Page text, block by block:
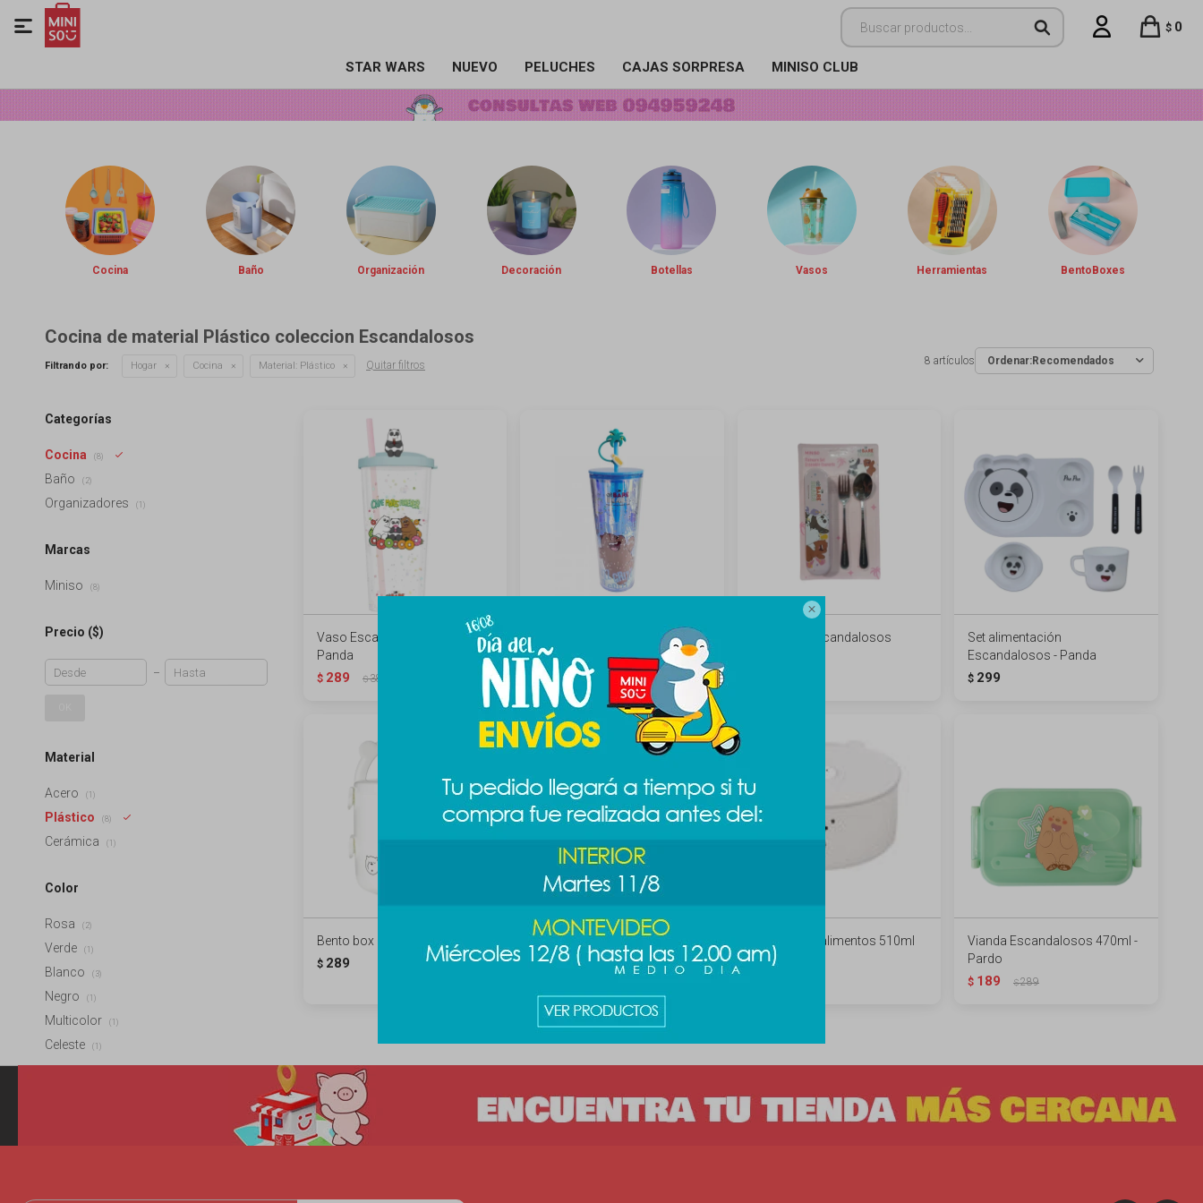

STAR WARS NUEVO PELUCHES CAJAS SORPRESA MINISO CLUB
$ 0

Cocina Baño Organización Decoración Botellas Vasos Herramientas BentoBoxes
Cocina de material Plástico coleccion Escandalosos
8 artículos Recomendados
Filtrando por: Hogar Cocina Material: Plástico Quitar filtros
Vaso Escandalosos 550ml -
Panda
$ 289 $389
Vaso Escandalosos 800ml -
Pardo
$ 389 $589
Cubiertos Escandalosos
Set alimentación
Escandalosos - Panda
$ 299
Bento box dos pisos - Polar
$ 289
Contenedor alimentos 510ml
Pardo - Panda
Contenedor alimentos 510ml
Pardo - Polar
Vianda Escandalosos 470ml -
Pardo
$ 189 $289
Categorías
Cocina (8)
Baño (2)
Organizadores (1)
Marcas
Miniso (8)
Precio ($)
Material
Acero (1)
Plástico (8)
Cerámica (1)
Color
Rosa (2)
Verde (1)
Blanco (3)
Negro (1)
Multicolor (1)
Celeste (1)